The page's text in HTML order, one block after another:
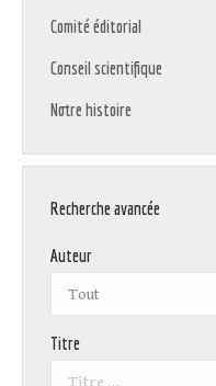
Comité éditorial
Conseil scientifique
Notre histoire
Recherche avancée
Auteur
Titre